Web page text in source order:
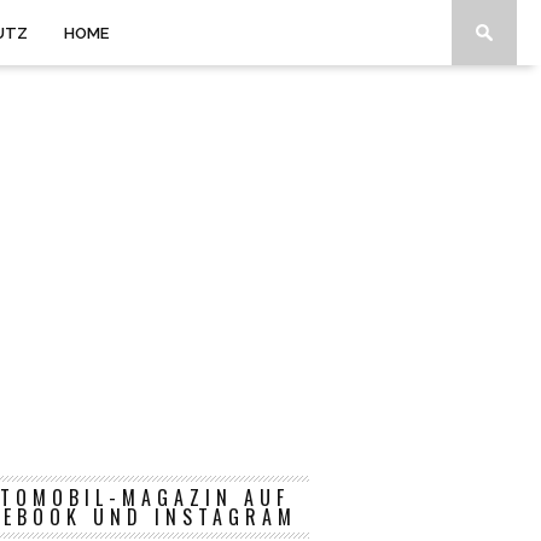
HOME
MAGAZIN AUF
UND INSTAGRAM